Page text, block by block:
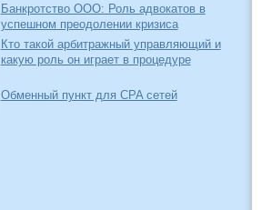
Банкротство ООО: Роль адвокатов в
успешном преодолении кризиса
Кто такой арбитражный управляющий и
какую роль он играет в процедуре
Обменный пункт для CPA сетей